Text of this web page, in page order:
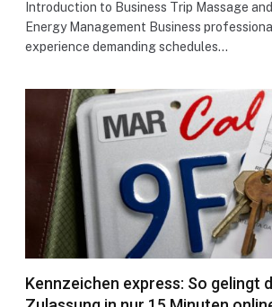
Introduction to Business Trip Massage
Energy Management Business
experience demanding schedules…
Kennzeichen express: So gelingt